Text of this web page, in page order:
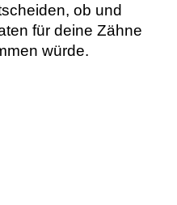
ob und
für deine Zähne
würde.